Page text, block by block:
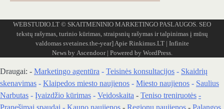
WEBSTUDIO.LT © SKAITMENINIO MARKETINGO PASLAUGOS. SEO
tekstų rašymas, turinio kūrimas, straipsnių rašymas ir talpinimas į mūsų
valdomas svetaines.the-year] Apie Rinkimus.LT| Infinite
News by Ascendoor| Powered by WordPress.
Draugai: - Marketingo agentūra - Teisinės konsultacijos - Skaidrių
skenavimas - Klaipedos miesto naujienos - Miesto naujienos - Saulius
Narbutas - Įvaizdžio kūrimas - Veidoskaita - Teniso treniruotės -
Pranešimai spaudai - Kauno naujienos - Regionų naujienos - Palangos